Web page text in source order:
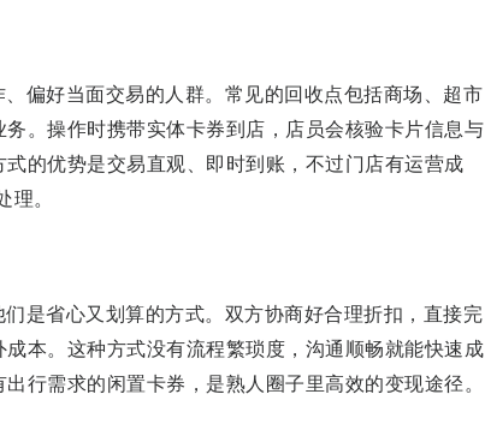
偏好当面交易的人群。常见的回收点包括商场、超市
。操作时携带实体卡券到店，店员会核验卡片信息与
的优势是交易直观、即时到账，不过门店有运营成
理。
是省心又划算的方式。双方协商好合理折扣，直接完
本。这种方式没有流程繁琐度，沟通顺畅就能快速成
行需求的闲置卡券，是熟人圈子里高效的变现途径。